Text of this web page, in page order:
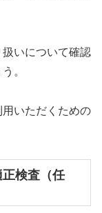
いについて確認
。
いただくための
検査（任